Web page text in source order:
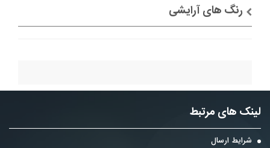
رنگ های آرایشی
لینک های مرتبط
شرایط ارسال